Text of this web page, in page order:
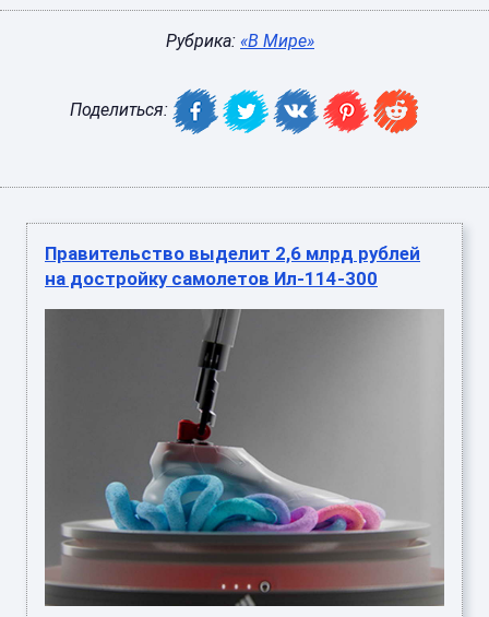
Рубрика: «В Мире»
Поделиться:
Правительство выделит 2,6 млрд рублей
на достройку самолетов Ил-114-300